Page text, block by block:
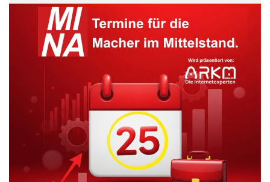
Warum Verfügbarkeit heute
planbar sein muss
Heute setzen schon 75 Prozent der KMU auf flexible
Arbeitsmodelle. Allerdings verfügen sie häufig über keine klaren
Regelwerke hinsichtlich der Abwesenheiten. Bei diesen geht es
nicht nur um Urlaube, sondern auch um Teilzeitmodelle, mobile
Arbeitstage oder kurzfristige Freistellungen.
Werden solche Auszeiten nicht strukturiert erfasst und
koordiniert, geraten die alltäglichen Prozesse jedoch schnell ins